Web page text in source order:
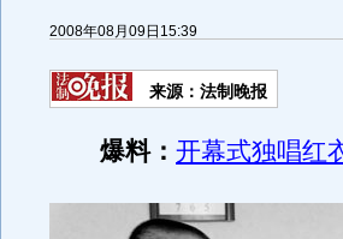
2008年08月09日15:39
来源：法制晚报
爆料： 开幕式独唱红